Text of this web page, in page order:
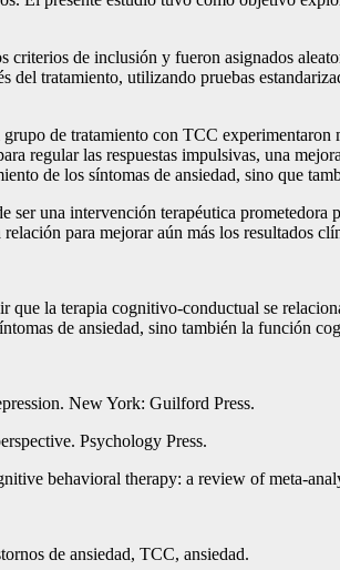
criterios de inclusión y fueron asignados
del tratamiento, utilizando pruebas
de tratamiento con TCC
regular las respuestas impulsivas, una
de los síntomas de ansiedad, sino que
una intervención terapéutica
para mejorar aún más los resultados
que la terapia cognitivo-conductual se
de ansiedad, sino también la función
New York: Guilford Press.
Psychology Press.
behavioral therapy: a review of meta-
de ansiedad, TCC, ansiedad.